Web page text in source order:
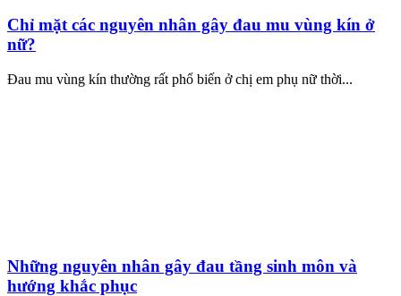
Chỉ mặt các nguyên nhân gây đau mu vùng kín ở
nữ?
Đau mu vùng kín thường rất phổ biến ở chị em phụ nữ thời...
Những nguyên nhân gây đau tầng sinh môn và
hướng khắc phục